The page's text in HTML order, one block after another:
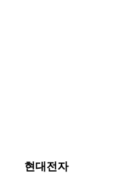
현대전자